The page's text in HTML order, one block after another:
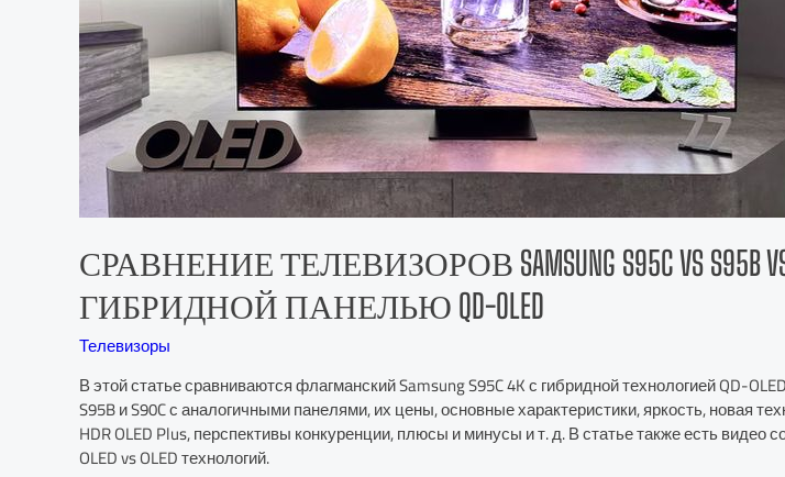
СРАВНЕНИЕ ТЕЛЕВИЗОРОВ SAMSUNG S95C VS S95B
ГИБРИДНОЙ ПАНЕЛЬЮ QD-OLED
Телевизоры
В этой статье сравниваются флагманский Samsung S95C 4K с гибридной технологией QD-
S95B и S90C с аналогичными панелями, их цены, основные характеристики, яркость, новая
HDR OLED Plus, перспективы конкуренции, плюсы и минусы и т. д. В статье также есть видео
OLED vs OLED технологий.